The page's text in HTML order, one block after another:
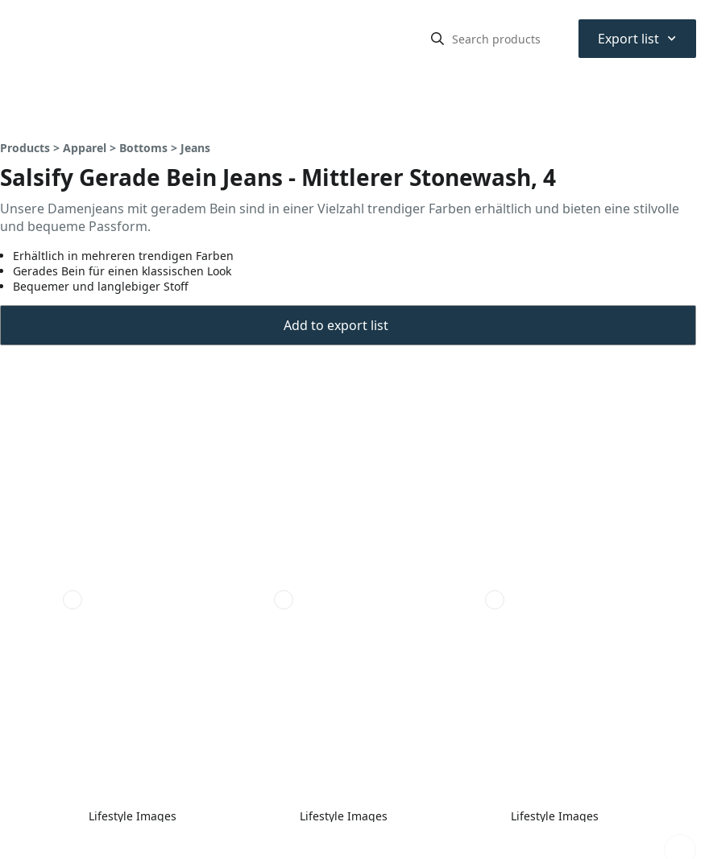
Export list ⌃
Products > Apparel > Bottoms > Jeans
Salsify Gerade Bein Jeans - Mittlerer Stonewash, 4
Unsere Damenjeans mit geradem Bein sind in einer Vielzahl trendiger Farben erhältlich und bieten eine stilvolle
und bequeme Passform.
Erhältlich in mehreren trendigen Farben
Gerades Bein für einen klassischen Look
Bequemer und langlebiger Stoff
Add to export list
Lifestyle Images Lifestyle Images Lifestyle Images